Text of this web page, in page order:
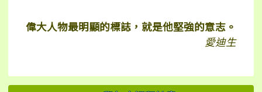
偉大人物最明顯的標誌，就是他堅強的意志。
愛迪生